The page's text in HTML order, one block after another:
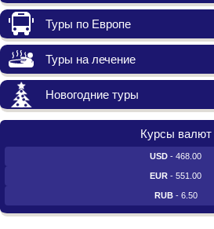
Туры по Европе
Туры на лечение
Новогодние туры
Курсы валют
USD - 468.00
EUR - 551.00
RUB- 6.50